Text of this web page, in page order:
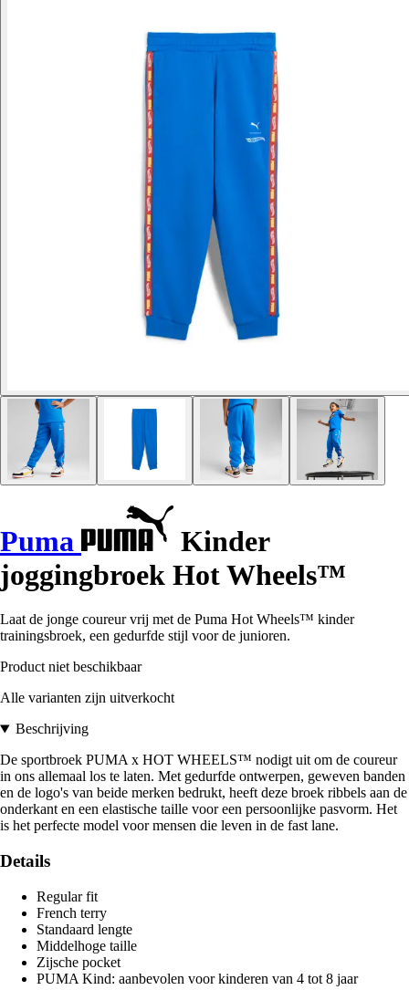
Puma
Kinder
joggingbroek Hot Wheels™
Laat de jonge coureur vrij met de Puma Hot Wheels™ kinder
trainingsbroek, een gedurfde stijl voor de junioren.
Product niet beschikbaar
Alle varianten zijn uitverkocht
Beschrijving
De sportbroek PUMA x HOT WHEELS™ nodigt uit om de coureur
in ons allemaal los te laten. Met gedurfde ontwerpen, geweven banden
en de logo's van beide merken bedrukt, heeft deze broek ribbels aan de
onderkant en een elastische taille voor een persoonlijke pasvorm. Het
is het perfecte model voor mensen die leven in de fast lane.
Details
Regular fit
French terry
Standaard lengte
Middelhoge taille
Zijsche pocket
PUMA Kind: aanbevolen voor kinderen van 4 tot 8 jaar